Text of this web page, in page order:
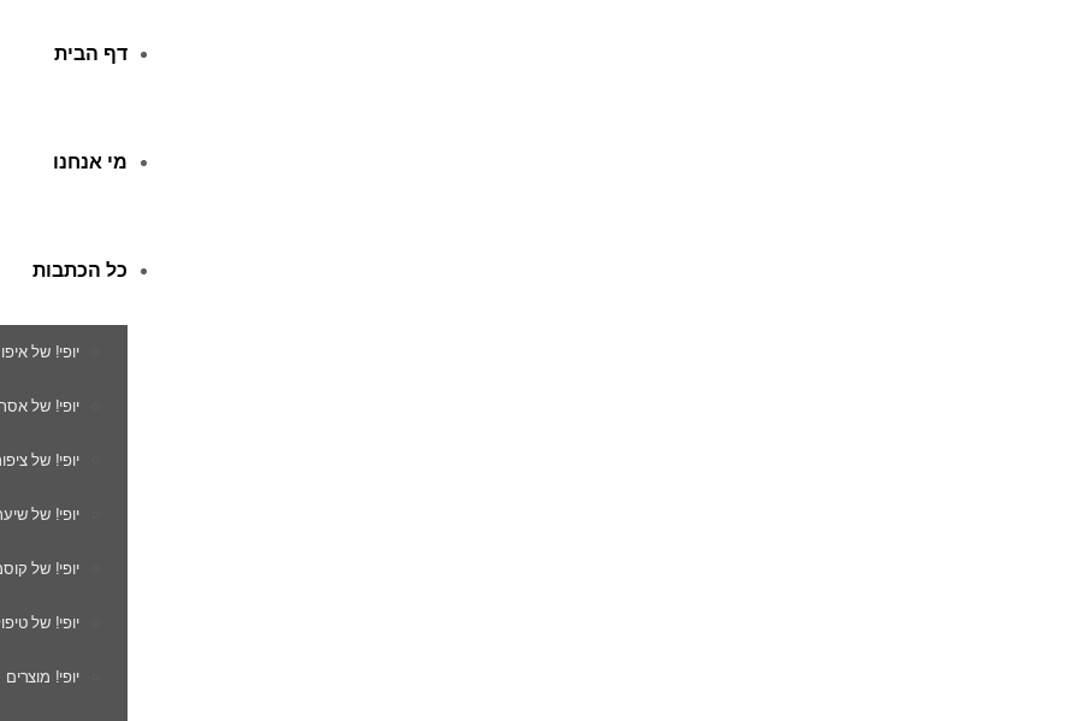
דף הבית
מי אנחנו
כל הכתבות
יופי! של
יופי! של
יופי! של
יופי! של
יופי! של
יופי! של
יופי!